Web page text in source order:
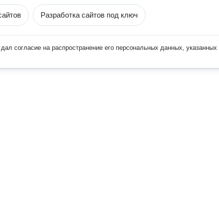
Разработка сайтов под ключ
согласие на распространение его персональных данных, указанных